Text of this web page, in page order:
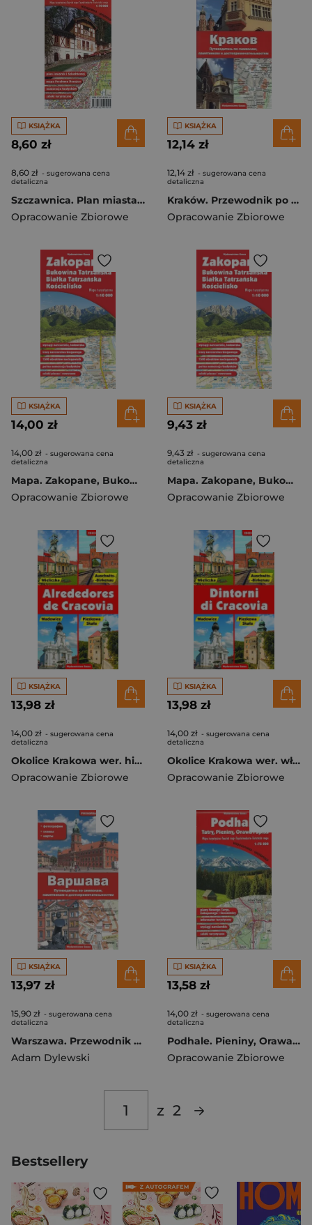
KSIĄŻKA
8,60 zł
8,60 zł - sugerowana cena
detaliczna
Szczawnica. Plan miasta 1:7 000 i Pieniny. Mapa turystyczna 1:70 000 wyd. 3
Opracowanie Zbiorowe
KSIĄŻKA
12,14 zł
12,14 zł - sugerowana cena
detaliczna
Kraków. Przewodnik po symbolach zabytkach i atrakcjach wer. rosyjska
Opracowanie Zbiorowe
KSIĄŻKA
14,00 zł
14,00 zł - sugerowana cena
detaliczna
Mapa. Zakopane, Bukowina Tatrzańska, Białka Tatrzańska i Kościelisko 1:10 000 foliowana
Opracowanie Zbiorowe
KSIĄŻKA
9,43 zł
9,43 zł - sugerowana cena
detaliczna
Mapa. Zakopane, Bukowina Tatrzańska, Białka Tatrzańska i Kościelisko 1:10 000
Opracowanie Zbiorowe
KSIĄŻKA
13,98 zł
14,00 zł - sugerowana cena
detaliczna
Okolice Krakowa wer. hiszpańska
Opracowanie Zbiorowe
KSIĄŻKA
13,98 zł
14,00 zł - sugerowana cena
detaliczna
Okolice Krakowa wer. włoska
Opracowanie Zbiorowe
KSIĄŻKA
13,97 zł
15,90 zł - sugerowana cena
detaliczna
Warszawa. Przewodnik po symbolach zabytkach i atrakcjach wer. rosyjska
Adam Dylewski
KSIĄŻKA
13,58 zł
14,00 zł - sugerowana cena
detaliczna
Podhale. Pieniny, Orawa i Spisz. Mapa 1:75 000 foliowana
Opracowanie Zbiorowe
z 2
Bestsellery